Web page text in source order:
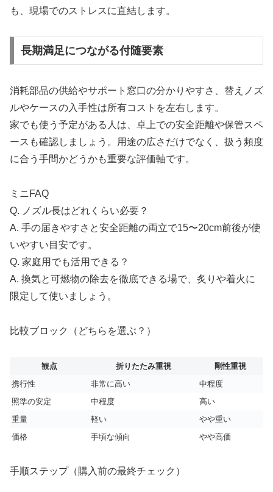
も、現場でのストレスに直結します。
長期満足につながる付随要素
消耗部品の供給やサポート窓口の分かりやすさ、替えノズ
ルやケースの入手性は所有コストを左右します。
家でも使う予定がある人は、卓上での安全距離や保管スペ
ースも確認しましょう。用途の広さだけでなく、扱う頻度
に合う手間かどうかも重要な評価軸です。
ミニFAQ
Q. ノズル長はどれくらい必要？
A. 手の届きやすさと安全距離の両立で15〜20cm前後が使
いやすい目安です。
Q. 家庭用でも活用できる？
A. 換気と可燃物の除去を徹底できる場で、炙りや着火に
限定して使いましょう。
比較ブロック（どちらを選ぶ？）
観点 折りたたみ重視
剛性重視
携行性
非常に高い
中程度
照準の安定
中程度
高い
重量
軽い
やや重い
価格
手頃な傾向 やや高価
手順ステップ（購入前の最終チェック）